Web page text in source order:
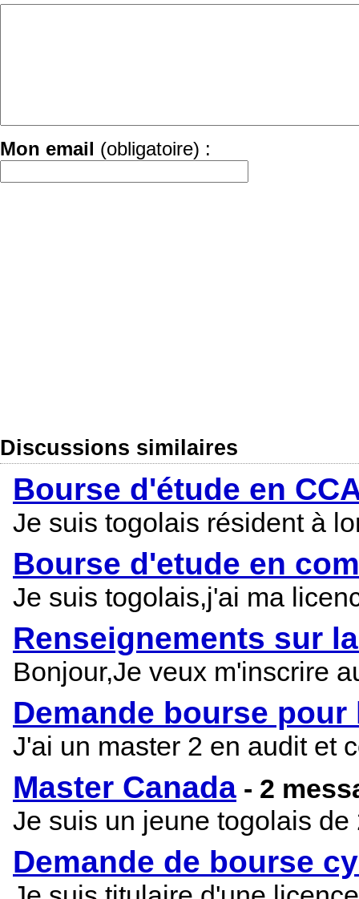
Mon email (obligatoire) :
Discussions similaires
Bourse d'étude en
Je suis togolais résident à
Bourse d'etude en
Je suis togolais,j'ai ma
Renseignements sur
Bonjour,Je veux m'inscrire
Demande bourse
J'ai un master 2 en audit et
Master Canada - 2
Je suis un jeune togolais
Demande de bourse